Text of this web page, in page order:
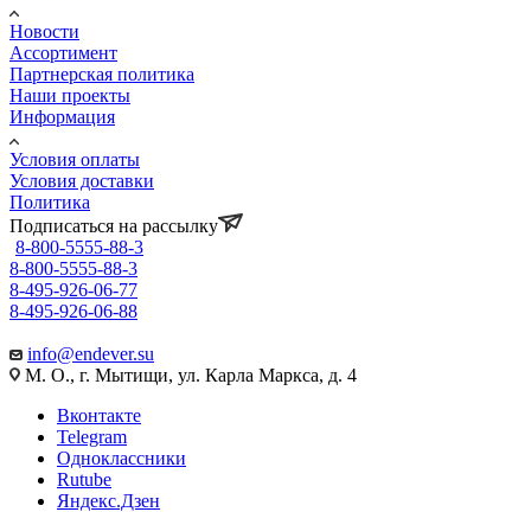
Новости
Ассортимент
Партнерская политика
Наши проекты
Информация
Условия оплаты
Условия доставки
Политика
Подписаться на рассылку
8-800-5555-88-3
8-800-5555-88-3
8-495-926-06-77
8-495-926-06-88
info@endever.su
М. О., г. Мытищи, ул. Карла Маркса, д. 4
Вконтакте
Telegram
Одноклассники
Rutube
Яндекс.Дзен